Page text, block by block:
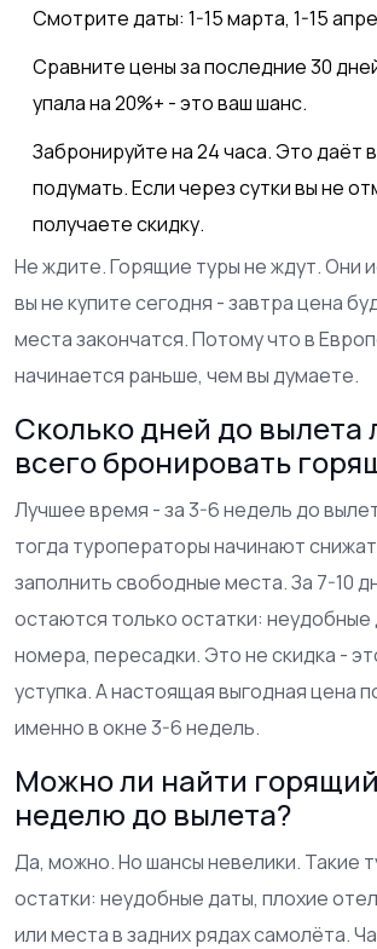
Смотрите даты: 1-15 марта, 1-15
Сравните цены за последние 30
упала на 20%+ - это ваш шанс.
Забронируйте на 24 часа. Это даёт
подумать. Если через сутки вы не
получаете скидку.
Не ждите. Горящие туры не ждут. Они
вы не купите сегодня - завтра цена
места закончатся. Потому что в
начинается раньше, чем вы думаете.
Сколько дней до вылета
всего бронировать
Лучшее время - за 3-6 недель до
тогда туроператоры начинают
заполнить свободные места. За 7-10
остаются только остатки: неудобные
номера, пересадки. Это не скидка -
уступка. А настоящая выгодная цена
именно в окне 3-6 недель.
Можно ли найти горящий
неделю до вылета?
Да, можно. Но шансы невелики. Такие
остатки: неудобные даты, плохие
или места в задних рядах самолёта.